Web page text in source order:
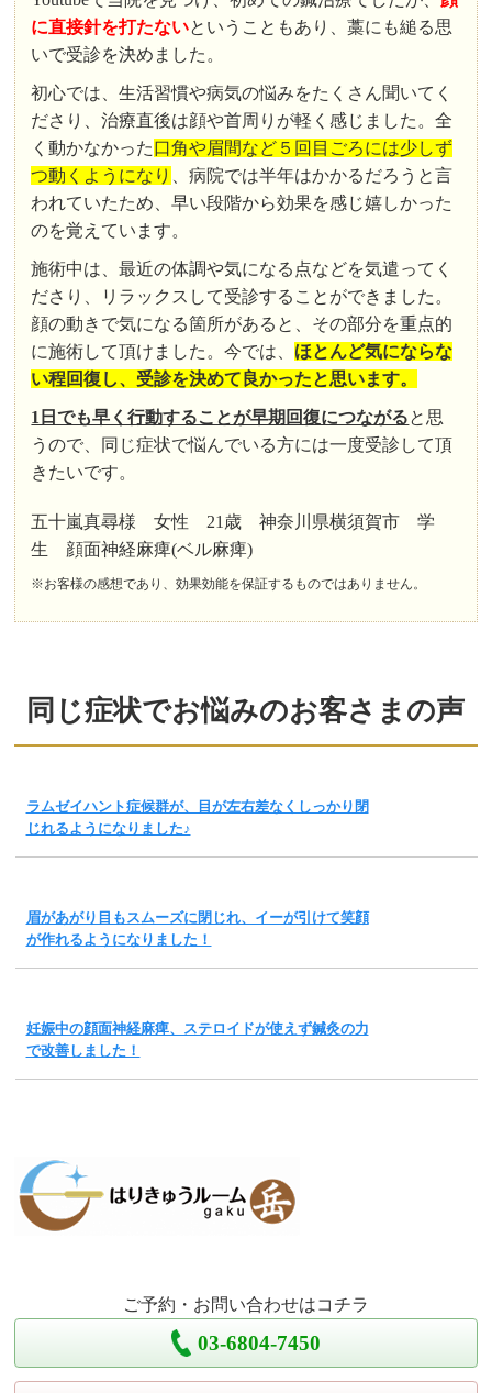
に直接針を打たないということもあり、藁にも縋る思
いで受診を決めました。
初心では、生活習慣や病気の悩みをたくさん聞いてく
ださり、治療直後は顔や首周りが軽く感じました。全
く動かなかった口角や眉間など５回目ごろには少しず
つ動くようになり
、病院では半年はかかるだろうと言
われていたため、早い段階から効果を感じ嬉しかった
のを覚えています。
施術中は、最近の体調や気になる点などを気遣ってく
ださり、リラックスして受診することができました。
顔の動きで気になる箇所があると、その部分を重点的
に施術して頂けました。今では、 ほとんど気にならな
い程回復し、受診を決めて良かったと思います。
1日でも早く行動することが早期回復につながると思
うので、同じ症状で悩んでいる方には一度受診して頂
きたいです。
五十嵐真尋様 女性 21歳 神奈川県横須賀市 学
生 顔面神経麻痺(ベル麻痺)
※お客様の感想であり、効果効能を保証するものではありません。
同じ症状でお悩みのお客さまの声
ラムゼイハント症候群が、目が左右差なくしっかり閉
じれるようになりました♪
眉があがり目もスムーズに閉じれ、イーが引けて笑顔
が作れるようになりました！
妊娠中の顔面神経麻痺、ステロイドが使えず鍼灸の力
で改善しました！
ご予約・お問い合わせはコチラ
03-6804-7450